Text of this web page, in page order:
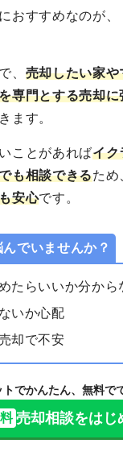
おすすめなのが、
で、 売却したい家
専門とする売却
ます。
ことがあればイク
も相談できるため
安心です。
でいませんか？
たらいいか分から
いか心配
却で不安
でかんたん、無料で
売却相談をはじ